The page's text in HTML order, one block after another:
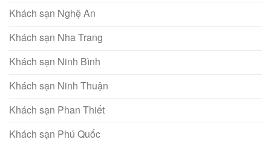
Khách sạn Nghệ An
Khách sạn Nha Trang
Khách sạn Ninh Bình
Khách sạn Ninh Thuận
Khách sạn Phan Thiết
Khách sạn Phú Quốc